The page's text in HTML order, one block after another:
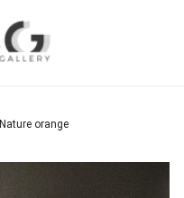
Nature orange